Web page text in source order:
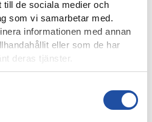
till de sociala medier och
som vi samarbetar med.
informationen med annan
eller som de har
deras tjänster.